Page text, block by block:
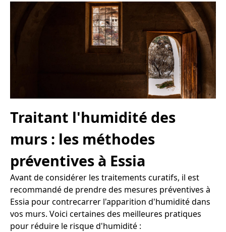
Traitant l'humidité des
murs : les méthodes
préventives à Essia
Avant de considérer les traitements curatifs, il est
recommandé de prendre des mesures préventives à
Essia pour contrecarrer l'apparition d'humidité dans
vos murs. Voici certaines des meilleures pratiques
pour réduire le risque d'humidité :